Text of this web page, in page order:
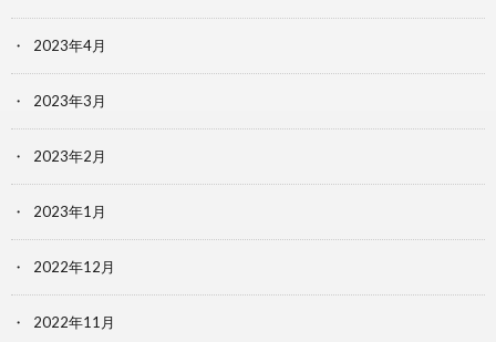
2023年4月
2023年3月
2023年2月
2023年1月
2022年12月
2022年11月